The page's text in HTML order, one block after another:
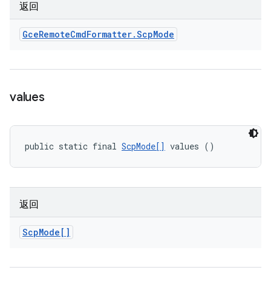
返回
GceRemoteCmdFormatter.ScpMode
values
public static final ScpMode[] values ()
返回
ScpMode[]